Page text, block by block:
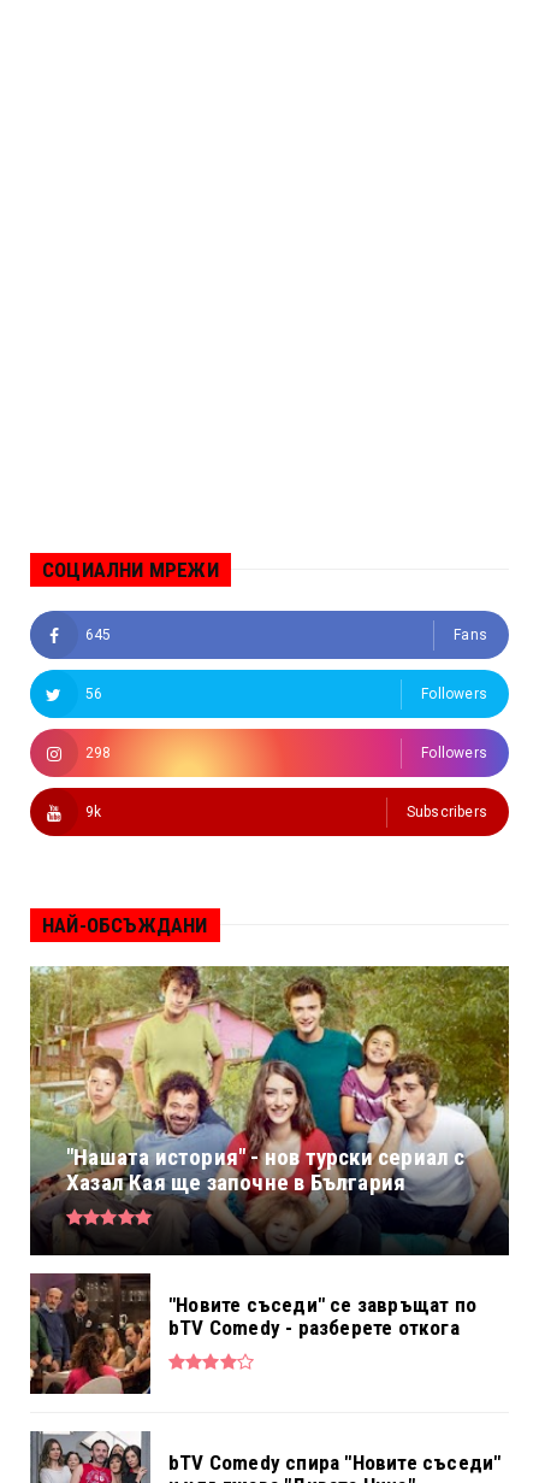
СОЦИАЛНИ МРЕЖИ
645 Fans
56 Followers
298 Followers
9k Subscribers
НАЙ-ОБСЪЖДАНИ
"Нашата история" - нов турски сериал с
Хазал Кая ще започне в България
"Новите съседи" се завръщат по
bTV Comedy - разберете откога
bTV Comedy спира "Новите съседи"